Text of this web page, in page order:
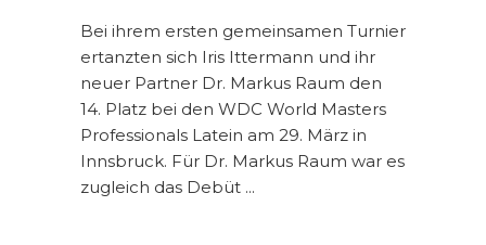
Bei ihrem ersten gemeinsamen Turnier
ertanzten sich Iris Ittermann und ihr
neuer Partner Dr. Markus Raum den
14. Platz bei den WDC World Masters
Professionals Latein am 29. März in
Innsbruck. Für Dr. Markus Raum war es
zugleich das Debüt